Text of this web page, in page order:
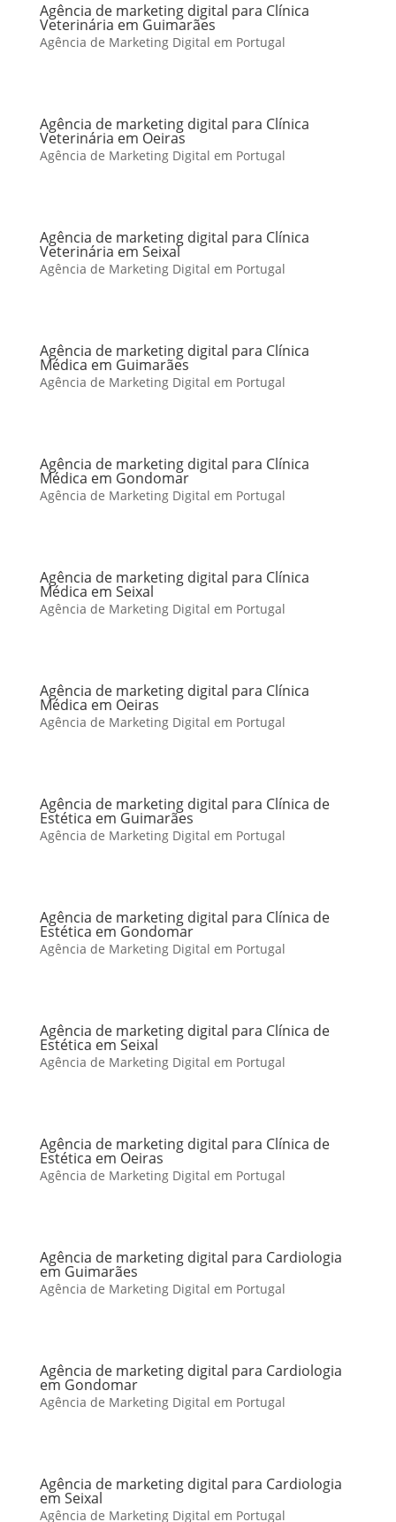
Agência de marketing digital para Clínica
Veterinária em Guimarães
Agência de Marketing Digital em Portugal
Agência de marketing digital para Clínica
Veterinária em Oeiras
Agência de Marketing Digital em Portugal
Agência de marketing digital para Clínica
Veterinária em Seixal
Agência de Marketing Digital em Portugal
Agência de marketing digital para Clínica
Médica em Guimarães
Agência de Marketing Digital em Portugal
Agência de marketing digital para Clínica
Médica em Gondomar
Agência de Marketing Digital em Portugal
Agência de marketing digital para Clínica
Médica em Seixal
Agência de Marketing Digital em Portugal
Agência de marketing digital para Clínica
Médica em Oeiras
Agência de Marketing Digital em Portugal
Agência de marketing digital para Clínica de
Estética em Guimarães
Agência de Marketing Digital em Portugal
Agência de marketing digital para Clínica de
Estética em Gondomar
Agência de Marketing Digital em Portugal
Agência de marketing digital para Clínica de
Estética em Seixal
Agência de Marketing Digital em Portugal
Agência de marketing digital para Clínica de
Estética em Oeiras
Agência de Marketing Digital em Portugal
Agência de marketing digital para Cardiologia
em Guimarães
Agência de Marketing Digital em Portugal
Agência de marketing digital para Cardiologia
em Gondomar
Agência de Marketing Digital em Portugal
Agência de marketing digital para Cardiologia
em Seixal
Agência de Marketing Digital em Portugal